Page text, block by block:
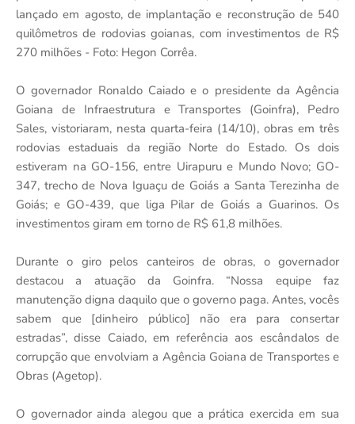
lançado em agosto, de implantação e reconstrução de 540
quilômetros de rodovias goianas, com investimentos de R$
270 milhões - Foto: Hegon Corrêa.
O governador Ronaldo Caiado e o presidente da Agência
Goiana de Infraestrutura e Transportes (Goinfra), Pedro
Sales, vistoriaram, nesta quarta-feira (14/10), obras em três
rodovias estaduais da região Norte do Estado. Os dois
estiveram na GO-156, entre Uirapuru e Mundo Novo; GO-
347, trecho de Nova Iguaçu de Goiás a Santa Terezinha de
Goiás; e GO-439, que liga Pilar de Goiás a Guarinos. Os
investimentos giram em torno de R$ 61,8 milhões.
Durante o giro pelos canteiros de obras, o governador
destacou a atuação da Goinfra. “Nossa equipe faz
manutenção digna daquilo que o governo paga. Antes, vocês
sabem que [dinheiro público] não era para consertar
estradas”, disse Caiado, em referência aos escândalos de
corrupção que envolviam a Agência Goiana de Transportes e
Obras (Agetop).
O governador ainda alegou que a prática exercida em sua